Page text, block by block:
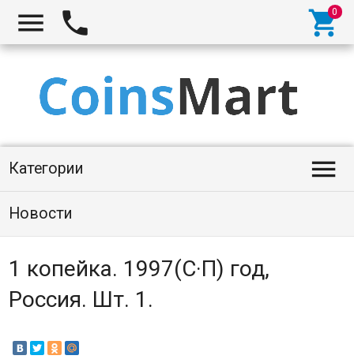
  
Категории 
Новости
1 копейка. 1997(С·П) год,
Россия. Шт. 1.